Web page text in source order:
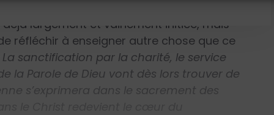
largement et vainement initiée, mais
réfléchir à enseigner autre chose que ce
La sanctification par la charité, le service
la Parole de Dieu vont dès lors trouver de
s’exprimera dans le sacrement des